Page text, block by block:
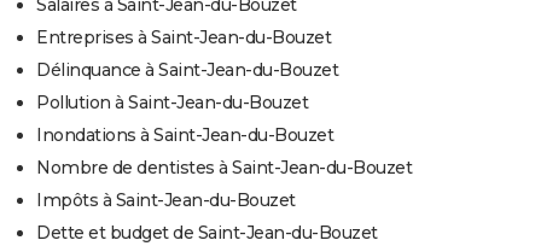
Salaires à Saint-Jean-du-Bouzet
Entreprises à Saint-Jean-du-Bouzet
Délinquance à Saint-Jean-du-Bouzet
Pollution à Saint-Jean-du-Bouzet
Inondations à Saint-Jean-du-Bouzet
Nombre de dentistes à Saint-Jean-du-Bouzet
Impôts à Saint-Jean-du-Bouzet
Dette et budget de Saint-Jean-du-Bouzet